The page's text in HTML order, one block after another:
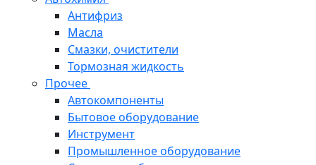
Антифриз
Масла
Смазки, очистители
Тормозная жидкость
Прочее
Автокомпоненты
Бытовое оборудование
Инструмент
Промышленное оборудование